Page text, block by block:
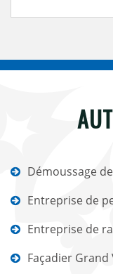
Démoussage
Entreprise de
Entreprise de
Façadier Grand